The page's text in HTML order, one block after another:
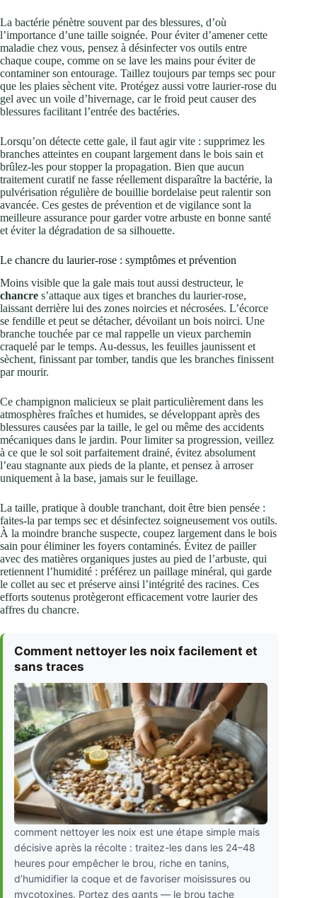
La bactérie pénètre souvent par des blessures, d’où
l’importance d’une taille soignée. Pour éviter d’amener cette
maladie chez vous, pensez à désinfecter vos outils entre
chaque coupe, comme on se lave les mains pour éviter de
contaminer son entourage. Taillez toujours par temps sec pour
que les plaies sèchent vite. Protégez aussi votre laurier-rose du
gel avec un voile d’hivernage, car le froid peut causer des
blessures facilitant l’entrée des bactéries.
Lorsqu’on détecte cette gale, il faut agir vite : supprimez les
branches atteintes en coupant largement dans le bois sain et
brûlez-les pour stopper la propagation. Bien que aucun
traitement curatif ne fasse réellement disparaître la bactérie, la
pulvérisation régulière de bouillie bordelaise peut ralentir son
avancée. Ces gestes de prévention et de vigilance sont la
meilleure assurance pour garder votre arbuste en bonne santé
et éviter la dégradation de sa silhouette.
Le chancre du laurier-rose : symptômes et prévention
Moins visible que la gale mais tout aussi destructeur, le
chancre s’attaque aux tiges et branches du laurier-rose,
laissant derrière lui des zones noircies et nécrosées. L’écorce
se fendille et peut se détacher, dévoilant un bois noirci. Une
branche touchée par ce mal rappelle un vieux parchemin
craquelé par le temps. Au-dessus, les feuilles jaunissent et
sèchent, finissant par tomber, tandis que les branches finissent
par mourir.
Ce champignon malicieux se plait particulièrement dans les
atmosphères fraîches et humides, se développant après des
blessures causées par la taille, le gel ou même des accidents
mécaniques dans le jardin. Pour limiter sa progression, veillez
à ce que le sol soit parfaitement drainé, évitez absolument
l’eau stagnante aux pieds de la plante, et pensez à arroser
uniquement à la base, jamais sur le feuillage.
La taille, pratique à double tranchant, doit être bien pensée :
faites-la par temps sec et désinfectez soigneusement vos outils.
À la moindre branche suspecte, coupez largement dans le bois
sain pour éliminer les foyers contaminés. Évitez de pailler
avec des matières organiques justes au pied de l’arbuste, qui
retiennent l’humidité : préférez un paillage minéral, qui garde
le collet au sec et préserve ainsi l’intégrité des racines. Ces
efforts soutenus protègeront efficacement votre laurier des
affres du chancre.
Comment nettoyer les noix facilement et
sans traces
comment nettoyer les noix est une étape simple mais
décisive après la récolte : traitez-les dans les 24–48
heures pour empêcher le brou, riche en tanins,
d’humidifier la coque et de favoriser moisissures ou
mycotoxines. Portez des gants — le brou tache